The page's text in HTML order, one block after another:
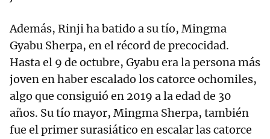
Además, Rinji ha batido a su tío, Mingma
Gyabu Sherpa, en el récord de precocidad.
Hasta el 9 de octubre, Gyabu era la persona más
joven en haber escalado los catorce ochomiles,
algo que consiguió en 2019 a la edad de 30
años. Su tío mayor, Mingma Sherpa, también
fue el primer surasiático en escalar las catorce